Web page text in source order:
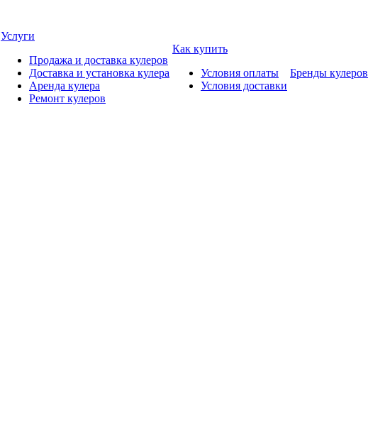
Услуги
Продажа и доставка кулеров
Доставка и установка кулера
Аренда кулера
Ремонт кулеров
Как купить
Условия оплаты
Условия доставки
Бренды кулеров